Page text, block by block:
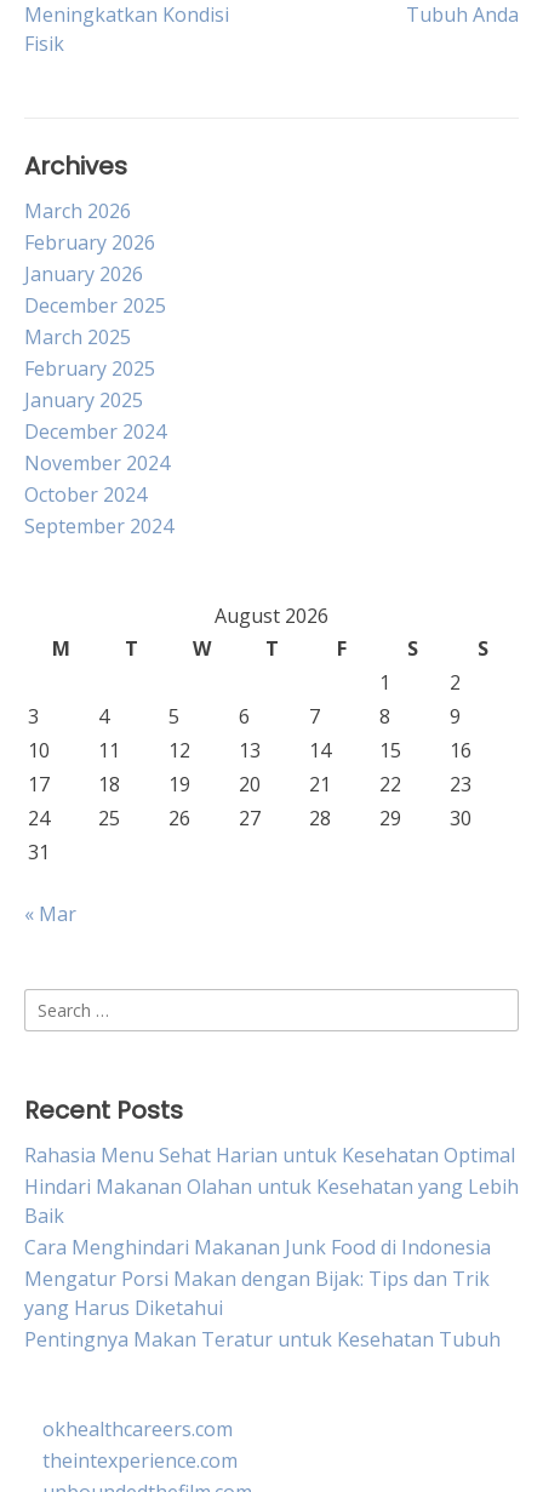
navigation
Meningkatkan Kondisi
Fisik
Tubuh Anda
Archives
March 2026
February 2026
January 2026
December 2025
March 2025
February 2025
January 2025
December 2024
November 2024
October 2024
September 2024
August 2026
M
T W T F S
S
1
2
3
4 5 6 7 8
9
10
11 12 13 14 15
16
17
18 19 20 21 22
23
24
25 26 27 28 29
30
31
« Mar
Search
for:
Recent Posts
Rahasia Menu Sehat Harian untuk Kesehatan Optimal
Hindari Makanan Olahan untuk Kesehatan yang Lebih
Baik
Cara Menghindari Makanan Junk Food di Indonesia
Mengatur Porsi Makan dengan Bijak: Tips dan Trik
yang Harus Diketahui
Pentingnya Makan Teratur untuk Kesehatan Tubuh
okhealthcareers.com
theintexperience.com